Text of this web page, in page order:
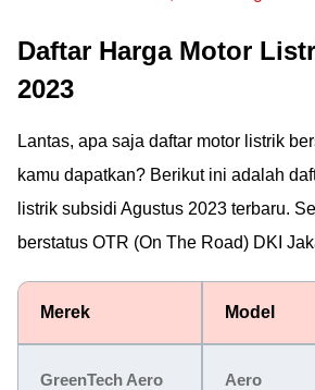
Daftar Harga Motor
2023
Lantas, apa saja daftar motor listrik
kamu dapatkan? Berikut ini adalah
listrik subsidi Agustus 2023 terbaru.
berstatus OTR (On The Road) DKI
Merek Model
GreenTech Aero Aero